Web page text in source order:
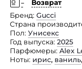
Возврат
Бренд Gucci
Страна
Пол Унисекс
Год выпуска 2025
Парфюмеры Alex
Ноты ирис, ваниль,